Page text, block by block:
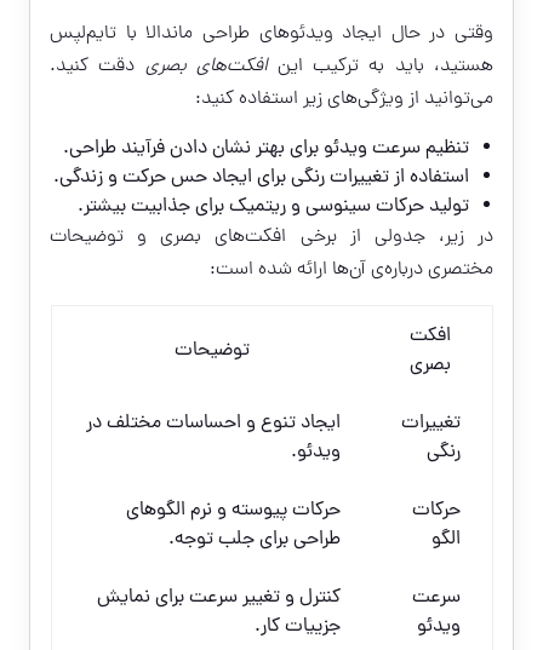
وقتی در حال ایجاد ویدئوهای طراحی ماندالا با تایم‌لپس
هستید، باید به ترکیب اینافکت‌های بصری دقت کنید.
می‌توانید از ویژگی‌های زیر استفاده کنید:
تنظیم سرعت ویدئو برای بهتر نشان دادن فرآیند طراحی.
استفاده از تغییرات رنگی برای ایجاد حس حرکت و زندگی.
تولید حرکات سینوسی و ریتمیک برای جذابیت بیشتر.
در زیر، جدولی از برخی افکت‌های بصری و توضیحات
مختصری درباره‌ی آن‌ها ارائه شده است:
افکت
بصری
توضیحات
تغییرات
رنگی
ایجاد تنوع و احساسات مختلف در
ویدئو.
حرکات
الگو
حرکات پیوسته و نرم الگوهای
طراحی برای جلب توجه.
سرعت
ویدئو
کنترل و تغییر سرعت برای نمایش
جزییات کار.